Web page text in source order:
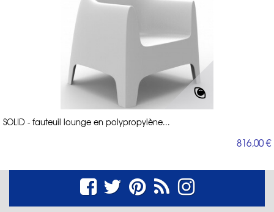
SOLID - fauteuil lounge en polypropylène...
816,00 €